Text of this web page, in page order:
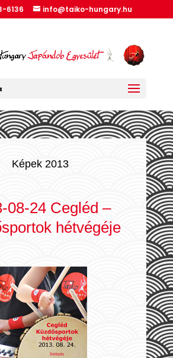
6136 info@taiko-hungary.hu
Képek 2013
08-24 Cegléd –
hétvégéje